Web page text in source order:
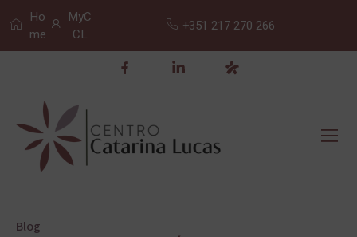
Ho
me
MyC
CL
+351 217 270 266
Blog